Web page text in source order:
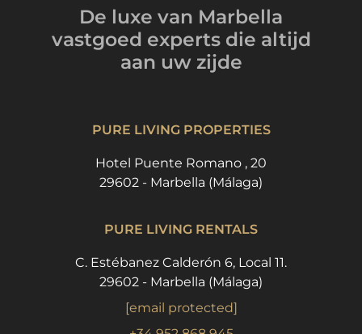
De luxe van Marbella
vastgoed experts die altijd
aan uw zijde
PURE LIVING PROPERTIES
Hotel Puente Romano , 20
29602 - Marbella (Málaga)
PURE LIVING RENTALS
C. Estébanez Calderón 6, Local 11.
29602 - Marbella (Málaga)
[email protected]